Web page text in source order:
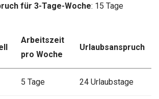
für 3-Tage-Woche: 15 Tage
Arbeitszeit
pro Woche
Urlaubsanspruch
5 Tage 24 Urlaubstage